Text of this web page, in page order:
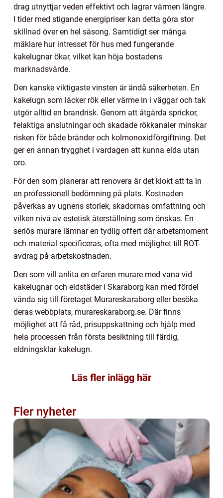
drag utnyttjar veden effektivt och lagrar värmen längre.
I tider med stigande energipriser kan detta göra stor
skillnad över en hel säsong. Samtidigt ser många
mäklare hur intresset för hus med fungerande
kakelugnar ökar, vilket kan höja bostadens
marknadsvärde.
Den kanske viktigaste vinsten är ändå säkerheten. En
kakelugn som läcker rök eller värme in i väggar och tak
utgör alltid en brandrisk. Genom att åtgärda sprickor,
felaktiga anslutningar och skadade rökkanaler minskar
risken för både bränder och kolmonoxidförgiftning. Det
ger en annan trygghet i vardagen att kunna elda utan
oro.
För den som planerar att renovera är det klokt att ta in
en professionell bedömning på plats. Kostnaden
påverkas av ugnens storlek, skadornas omfattning och
vilken nivå av estetisk återställning som önskas. En
seriös murare lämnar en tydlig offert där arbetsmoment
och material specificeras, ofta med möjlighet till ROT-
avdrag på arbetskostnaden.
Den som vill anlita en erfaren murare med vana vid
kakelugnar och eldstäder i Skaraborg kan med fördel
vända sig till företaget Murareskaraborg eller besöka
deras webbplats, murareskaraborg.se. Där finns
möjlighet att få råd, prisuppskattning och hjälp med
hela processen från första besiktning till färdig,
eldningsklar kakelugn.
Läs fler inlägg här
Fler nyheter